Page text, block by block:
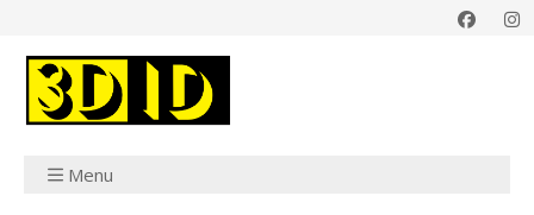
Menu